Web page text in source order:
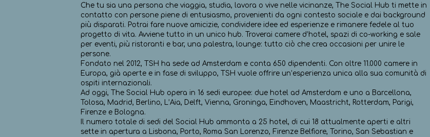
Che tu sia una persona che viaggia, studia, lavora o vive nelle vicinanze, The Social Hub ti mette in
contatto con persone piene di entusiasmo, provenienti da ogni contesto sociale e dai background
più disparati. Potrai fare nuove amicizie, condividere idee ed esperienze e rimanere fedele al tuo
progetto di vita. Avviene tutto in un unico hub. Troverai camere d’hotel, spazi di co-working e sale
per eventi, più ristoranti e bar, una palestra, lounge: tutto ciò che crea occasioni per unire le
persone.
Fondato nel 2012, TSH ha sede ad Amsterdam e conta 650 dipendenti. Con oltre 11.000 camere in
Europa, già aperte e in fase di sviluppo, TSH vuole offrire un’esperienza unica alla sua comunità di
ospiti internazionali.
Ad oggi, The Social Hub opera in 16 sedi europee: due hotel ad Amsterdam e uno a Barcellona,
Tolosa, Madrid, Berlino, L’Aia, Delft, Vienna, Groninga, Eindhoven, Maastricht, Rotterdam, Parigi,
Firenze e Bologna.
Il numero totale di sedi del Social Hub ammonta a 25 hotel, di cui 18 attualmente aperti e altri
sette in apertura a Lisbona, Porto, Roma San Lorenzo, Firenze Belfiore, Torino, San Sebastian e